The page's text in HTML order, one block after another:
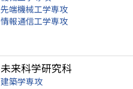
先端機械工学専攻
情報通信工学専攻
未来科学研究科
建築学専攻